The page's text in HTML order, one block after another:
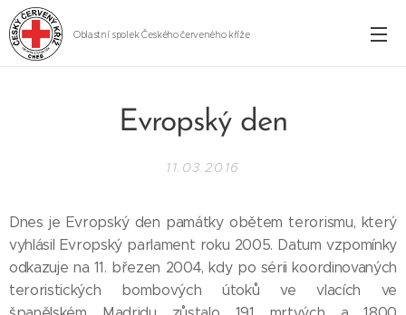
Oblastní spolek Českého červeného kříže
Evropský den
11.03.2016
Dnes je Evropský den památky obětem terorismu, který
vyhlásil Evropský parlament roku 2005. Datum vzpomínky
odkazuje na 11. březen 2004, kdy po sérii koordinovaných
teroristických bombových útoků ve vlacích ve